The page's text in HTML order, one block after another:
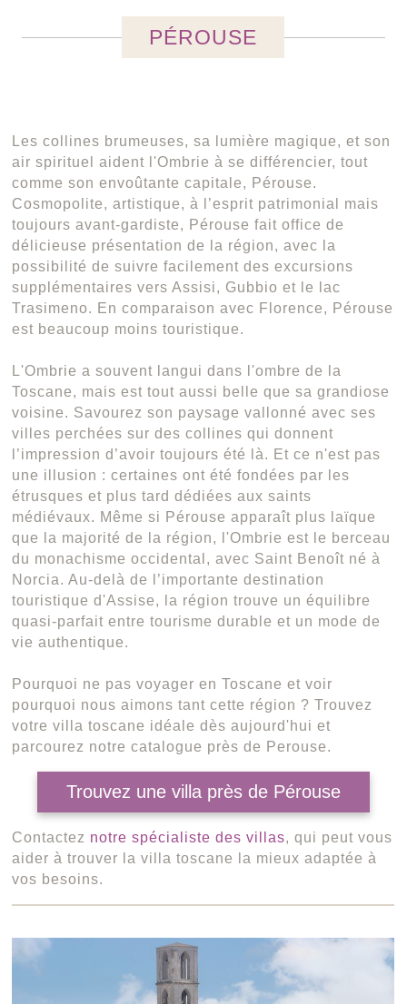
PÉROUSE
Les collines brumeuses, sa lumière magique, et son
air spirituel aident l'Ombrie à se différencier, tout
comme son envoûtante capitale, Pérouse.
Cosmopolite, artistique, à l’esprit patrimonial mais
toujours avant-gardiste, Pérouse fait office de
délicieuse présentation de la région, avec la
possibilité de suivre facilement des excursions
supplémentaires vers Assisi, Gubbio et le lac
Trasimeno. En comparaison avec Florence, Pérouse
est beaucoup moins touristique.
L'Ombrie a souvent langui dans l'ombre de la
Toscane, mais est tout aussi belle que sa grandiose
voisine. Savourez son paysage vallonné avec ses
villes perchées sur des collines qui donnent
l’impression d’avoir toujours été là. Et ce n'est pas
une illusion : certaines ont été fondées par les
étrusques et plus tard dédiées aux saints
médiévaux. Même si Pérouse apparaît plus laïque
que la majorité de la région, l'Ombrie est le berceau
du monachisme occidental, avec Saint Benoît né à
Norcia. Au-delà de l’importante destination
touristique d'Assise, la région trouve un équilibre
quasi-parfait entre tourisme durable et un mode de
vie authentique.
Pourquoi ne pas voyager en Toscane et voir
pourquoi nous aimons tant cette région ? Trouvez
votre villa toscane idéale dès aujourd'hui et
parcourez notre catalogue près de Perouse.
Trouvez une villa près de Pérouse
Contactez notre spécialiste des villas, qui peut vous
aider à trouver la villa toscane la mieux adaptée à
vos besoins.